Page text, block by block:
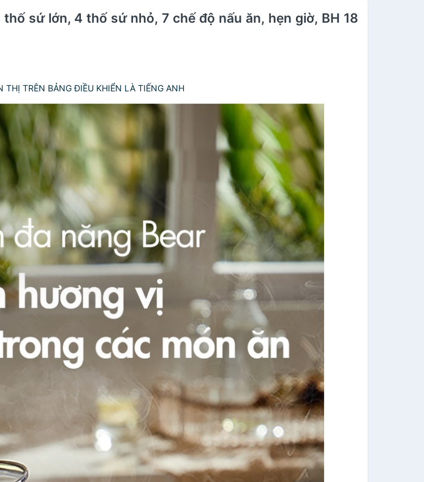
sứ lớn, 4 thố sứ nhỏ, 7 chế độ nấu ăn, hẹn giờ, BH 18
TRÊN BẢNG ĐIỀU KHIỂN LÀ TIẾNG ANH